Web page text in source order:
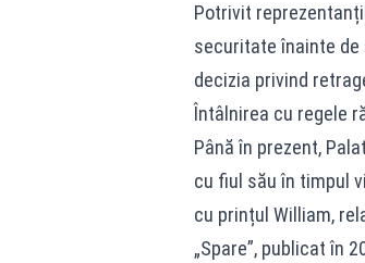
Potrivit
securitate înainte
decizia privind
Întâlnirea cu regele
Până în prezent,
cu fiul său în timpul
cu prințul William,
„Spare”, publicat în